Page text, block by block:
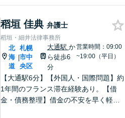
稻垣 佳典 弁護士
稻垣・細井法律事務所
北
海
道
|
札幌
市中
央区
大通駅 か
ら徒歩6
分
営業時間：09:00
~19:00（平日）
【大通駅6分】【外国人・国際問題】約
1年間のフランス滞在経験あり。【借
金・債務整理】借金の不安を早く軽減